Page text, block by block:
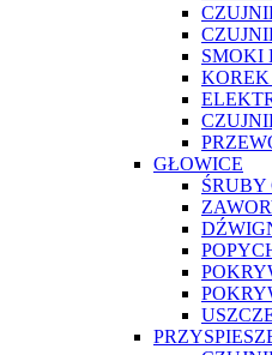
SMOKI
GŁOWICE